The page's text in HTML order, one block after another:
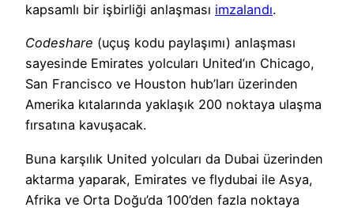
kapsamlı bir işbirliği anlaşması imzalandı.
Codeshare (uçuş kodu paylaşımı) anlaşması
sayesinde Emirates yolcuları United’ın Chicago,
San Francisco ve Houston hub’ları üzerinden
Amerika kıtalarında yaklaşık 200 noktaya ulaşma
fırsatına kavuşacak.
Buna karşılık United yolcuları da Dubai üzerinden
aktarma yaparak, Emirates ve flydubai ile Asya,
Afrika ve Orta Doğu’da 100’den fazla noktaya